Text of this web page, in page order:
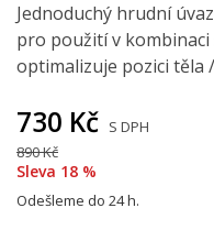
Jednoduchý hrudní
pro použití v kombinaci
optimalizuje pozici těla
730 Kč S DPH
890 Kč
Sleva 18 %
Odešleme do 24 h.